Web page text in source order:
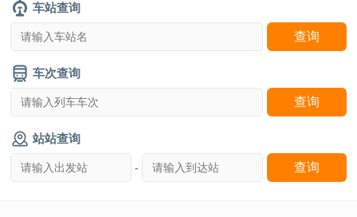
车站查询
车次查询
站站查询
-